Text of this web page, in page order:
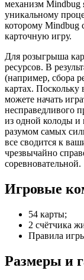
механизм Mindbug
уникальному
которому Mindbug
карточную игру.
Для розыгрыша
ресурсов. В
(например, сбора
картах. Поскольку
можете начать
несправедливого
из одной колоды и
разумом самых
все сводится к
чрезвычайно
соревновательной.
Игровые
54 карты;
2 счётчика
Правила
Размеры и